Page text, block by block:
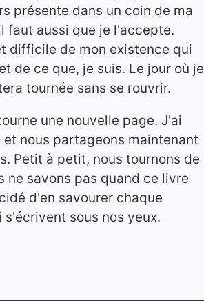
présente dans un coin de ma
faut aussi que je l'accepte.
difficile de mon existence qui
de ce que, je suis. Le jour où je
tournée sans se rouvrir.
une nouvelle page. J'ai
nous partageons maintenant
Petit à petit, nous tournons de
ne savons pas quand ce livre
d'en savourer chaque
sous nos yeux.